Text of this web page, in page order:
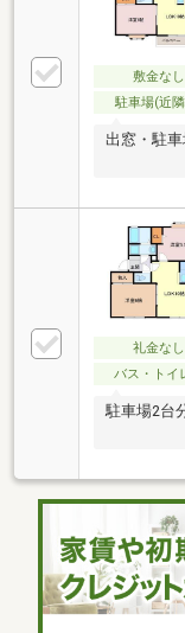
敷金なし
駐車場(近
出窓・駐
礼金なし
バス・トイ
駐車場2台